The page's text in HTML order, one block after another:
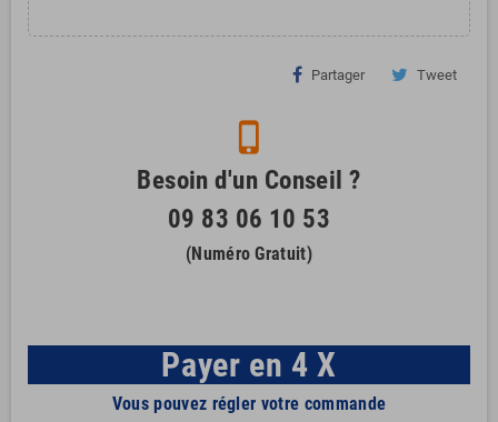
Partager Tweet
phone_iphone
Besoin d'un Conseil ?
09 83 06 10 53
(Numéro Gratuit)
Payer en 4 X
Vous pouvez régler votre commande